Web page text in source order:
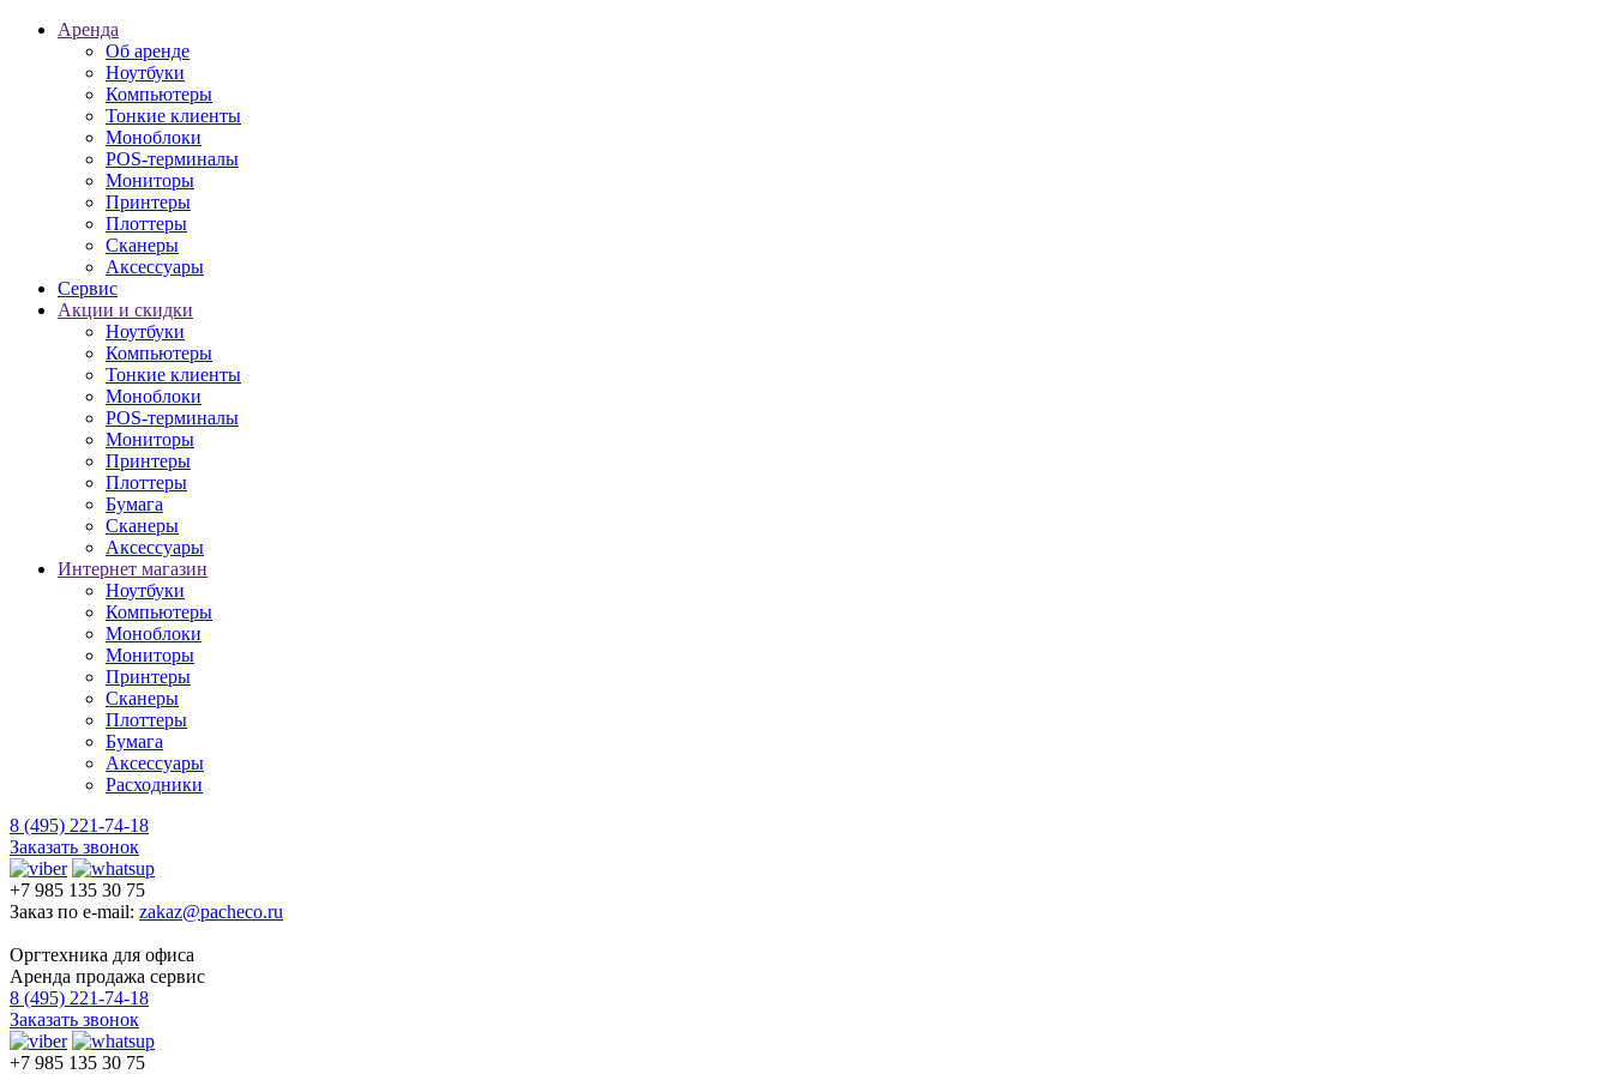
Аренда
Об аренде
Ноутбуки
Компьютеры
Тонкие клиенты
Моноблоки
POS-терминалы
Мониторы
Принтеры
Плоттеры
Сканеры
Аксессуары
Сервис
Акции и скидки
Ноутбуки
Компьютеры
Тонкие клиенты
Моноблоки
POS-терминалы
Мониторы
Принтеры
Плоттеры
Бумага
Сканеры
Аксессуары
Интернет магазин
Ноутбуки
Компьютеры
Моноблоки
Мониторы
Принтеры
Сканеры
Плоттеры
Бумага
Аксессуары
Расходники
8 (495) 221-74-18
Заказать звонок
+7 985 135 30 75
Заказ по e-mail: zakaz@pacheco.ru
Оргтехника для офиса
Аренда продажа сервис
8 (495) 221-74-18
Заказать звонок
+7 985 135 30 75